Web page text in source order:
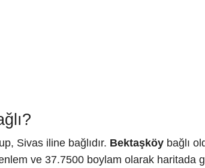
Sivas iline bağlıdır. Bektaşköy bağlı
ve 37.7500 boylam olarak haritada